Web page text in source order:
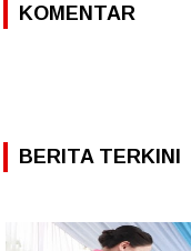
KOMENTAR
BERITA TERKINI